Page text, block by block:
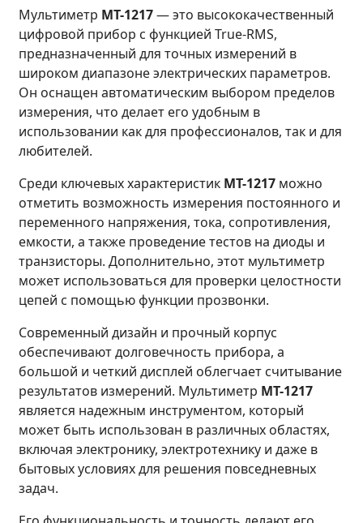
Мультиметр MT-1217— это высококачественный
цифровой прибор с функцией True-RMS,
предназначенный для точных измерений в
широком диапазоне электрических параметров.
Он оснащен автоматическим выбором пределов
измерения, что делает его удобным в
использовании как для профессионалов, так и для
любителей.
Среди ключевых характеристик MT-1217 можно
отметить возможность измерения постоянного и
переменного напряжения, тока, сопротивления,
емкости, а также проведение тестов на диоды и
транзисторы. Дополнительно, этот мультиметр
может использоваться для проверки целостности
цепей с помощью функции прозвонки.
Современный дизайн и прочный корпус
обеспечивают долговечность прибора, а
большой и четкий дисплей облегчает считывание
результатов измерений. Мультиметр MT-1217
является надежным инструментом, который
может быть использован в различных областях,
включая электронику, электротехнику и даже в
бытовых условиях для решения повседневных
задач.